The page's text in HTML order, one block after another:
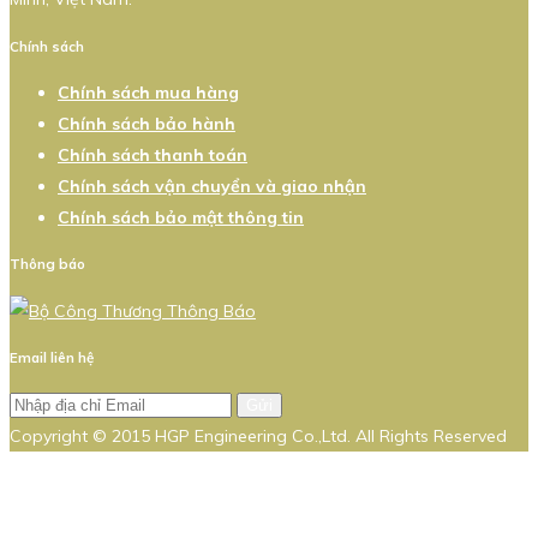
Chính sách
Chính sách mua hàng
Chính sách bảo hành
Chính sách thanh toán
Chính sách vận chuyển và giao nhận
Chính sách bảo mật thông tin
Thông báo
Email liên hệ
Copyright © 2015 HGP Engineering Co.,Ltd. All Rights Reserved